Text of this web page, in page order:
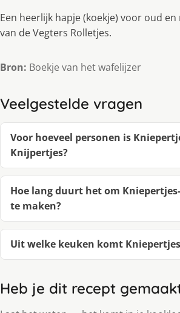
Een heerlijk hapje (koekje) voor oud en
van de Vegters Rolletjes.
Bron: Boekje van het wafelijzer
Veelgestelde vragen
Voor hoeveel personen is
Knijpertjes?
Hoe lang duurt het om
te maken?
Uit welke keuken komt
Heb je dit recept